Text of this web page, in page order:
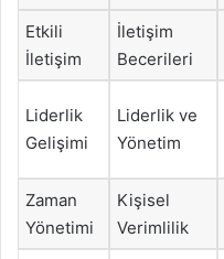
Etkili
İletişim
İletişim
Becerileri
Liderlik
Gelişimi
Liderlik ve
Yönetim
Zaman
Yönetimi
Kişisel
Verimlilik